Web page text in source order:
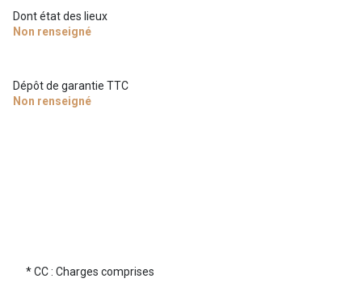
Dont état des lieux
Non renseigné
Dépôt de garantie TTC
Non renseigné
* CC : Charges comprises